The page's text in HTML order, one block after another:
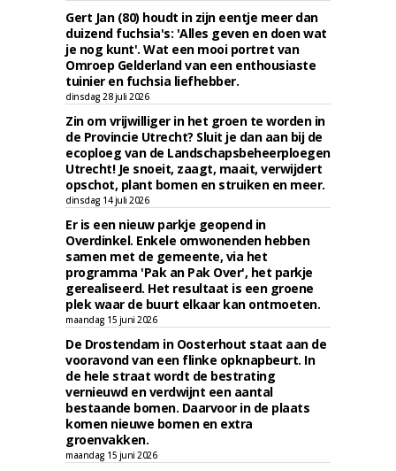
Gert Jan (80) houdt in zijn eentje meer dan
duizend fuchsia's: 'Alles geven en doen wat
je nog kunt'. Wat een mooi portret van
Omroep Gelderland van een enthousiaste
tuinier en fuchsia liefhebber.
dinsdag 28 juli 2026
Zin om vrijwilliger in het groen te worden in
de Provincie Utrecht? Sluit je dan aan bij de
ecoploeg van de Landschapsbeheerploegen
Utrecht! Je snoeit, zaagt, maait, verwijdert
opschot, plant bomen en struiken en meer.
dinsdag 14 juli 2026
Er is een nieuw parkje geopend in
Overdinkel. Enkele omwonenden hebben
samen met de gemeente, via het
programma 'Pak an Pak Over', het parkje
gerealiseerd. Het resultaat is een groene
plek waar de buurt elkaar kan ontmoeten.
maandag 15 juni 2026
De Drostendam in Oosterhout staat aan de
vooravond van een flinke opknapbeurt. In
de hele straat wordt de bestrating
vernieuwd en verdwijnt een aantal
bestaande bomen. Daarvoor in de plaats
komen nieuwe bomen en extra
groenvakken.
maandag 15 juni 2026